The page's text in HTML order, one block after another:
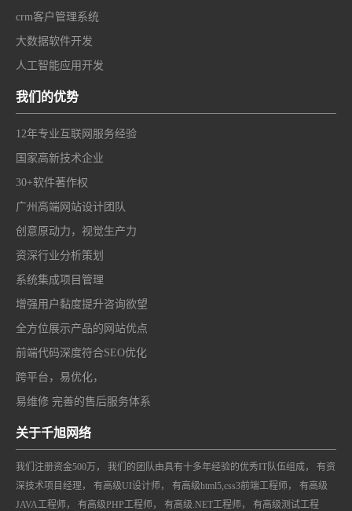
crm客户管理系统
大数据软件开发
人工智能应用开发
我们的优势
12年专业互联网服务经验
国家高新技术企业
30+软件著作权
广州高端网站设计团队
创意原动力，视觉生产力
资深行业分析策划
系统集成项目管理
增强用户黏度提升咨询欲望
全方位展示产品的网站优点
前端代码深度符合SEO优化
跨平台，易优化，
易维修 完善的售后服务体系
关于千旭网络
我们注册资金500万， 我们的团队由具有十多年经验的优秀IT队伍组成， 有资
深技术项目经理， 有高级UI设计师， 有高级html5,css3前端工程师， 有高级
JAVA工程师， 有高级PHP工程师， 有高级.NET工程师， 有高级测试工程